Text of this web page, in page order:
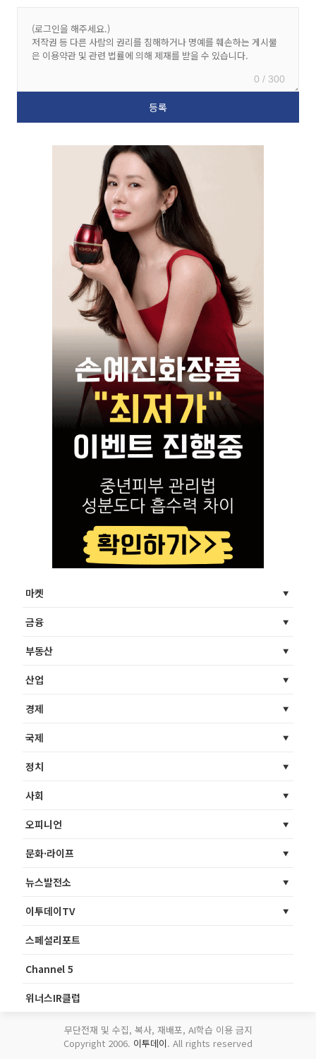
0 / 300
마켓
금융
부동산
산업
경제
국제
정치
사회
오피니언
문화·라이프
뉴스발전소
이투데이TV
스페셜리포트
Channel 5
위너스IR클럽
무단전재 및 수집, 복사, 재배포, AI학습 이용 금지
Copyright 2006. 이투데이. All rights reserved